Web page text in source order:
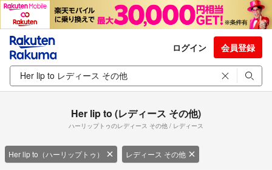
ログイン 会員登録
Her lip to (レディース その他)
ハーリップトゥのレディース その他 / レディース
Her lip to（ハーリップトゥ） レディース その他